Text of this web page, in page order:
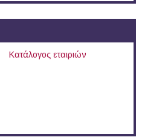
Κατάλογος εταιριών